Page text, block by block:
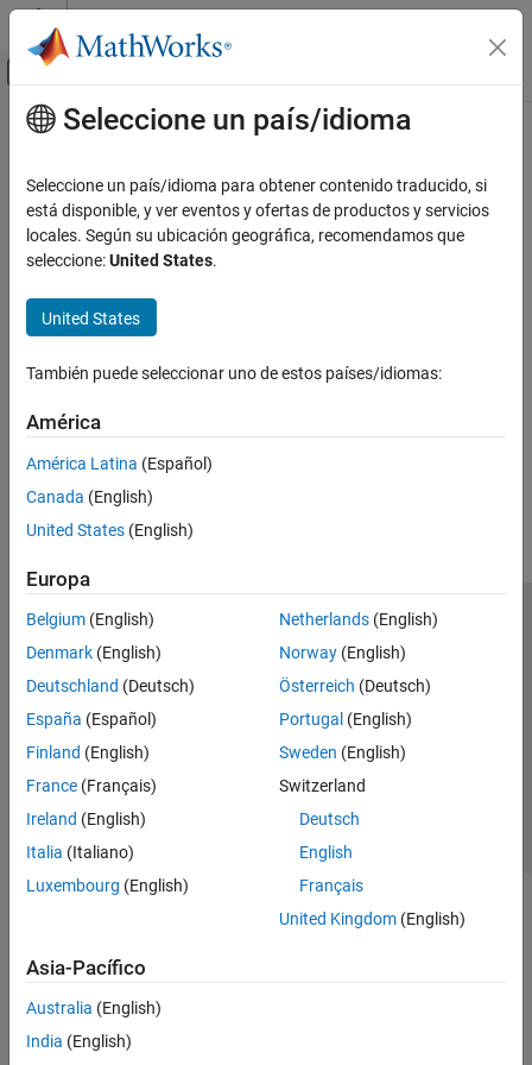
Saltar al contenido
Mostrar/ocultar menú de navegación
Inicio de Documentación
Contenido principal
How useful was this information?
Seleccione un país/idioma
Seleccione un país/idioma para obtener contenido traducido, si
está disponible, y ver eventos y ofertas de productos y servicios
locales. Según su ubicación geográfica, recomendamos que
seleccione:United States.
United States
También puede seleccionar uno de estos países/idiomas:
América
América Latina (Español)
Canada (English)
United States (English)
Europa
Belgium (English)
Denmark (English)
Deutschland (Deutsch)
España (Español)
Finland (English)
France (Français)
Ireland (English)
Italia (Italiano)
Luxembourg (English)
Netherlands(English)
Norway(English)
Österreich (Deutsch)
Portugal (English)
Sweden (English)
Switzerland
Deutsch
English
Français
United Kingdom(English)
Asia-Pacífico
Australia (English)
India (English)
Centro de confianza
Marcas comerciales
Política de privacidad
Antipiratería
Estado de las aplicaciones
Información de contacto
© 1994-2026 The MathWorks, Inc.